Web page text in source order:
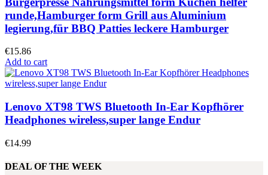
runde,Hamburger form Grill aus Aluminium
legierung,für BBQ Patties leckere Hamburger
€15.86
Add to cart
Lenovo XT98 TWS Bluetooth In-Ear Kopfhörer
Headphones wireless,super lange Endur
€14.99
DEAL OF THE WEEK